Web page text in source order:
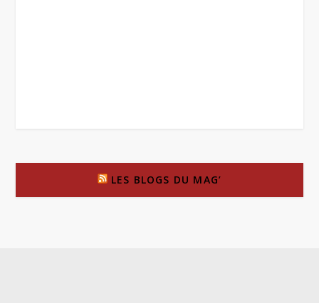
LES BLOGS DU MAG’